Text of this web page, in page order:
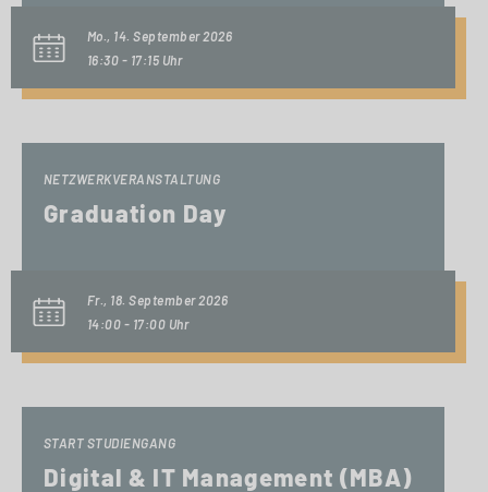
Mo., 14. September 2026
16:30 - 17:15 Uhr
NETZWERKVERANSTALTUNG
Graduation Day
Fr., 18. September 2026
14:00 - 17:00 Uhr
START STUDIENGANG
Digital & IT Management (MBA)